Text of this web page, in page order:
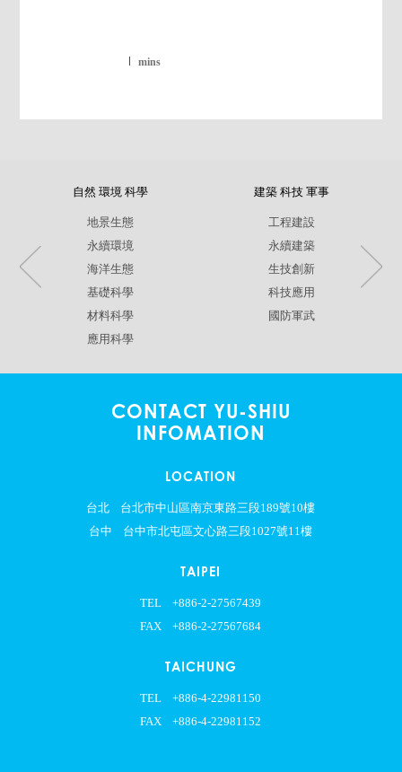
mins
自然 環境 科學
地景生態
永續環境
海洋生態
基礎科學
材料科學
應用科學
建築 科技 軍事
工程建設
永續建築
生技創新
科技應用
國防軍武
CONTACT YU-SHIU
INFOMATION
LOCATION
台北
台北市中山區南京東路三段189號10樓
台中
台中市北屯區文心路三段1027號11樓
TAIPEI
TEL
+886-2-27567439
FAX
+886-2-27567684
TAICHUNG
TEL
+886-4-22981150
FAX
+886-4-22981152